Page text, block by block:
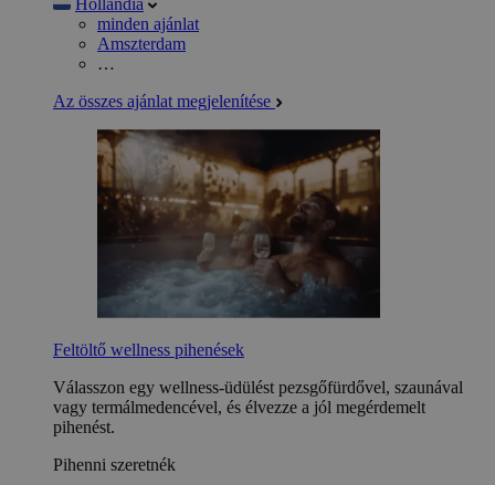
Hollandia
minden ajánlat
Amszterdam
…
Az összes ajánlat megjelenítése
Feltöltő wellness pihenések
Válasszon egy wellness-üdülést pezsgőfürdővel, szaunával
vagy termálmedencével, és élvezze a jól megérdemelt
pihenést.
Pihenni szeretnék